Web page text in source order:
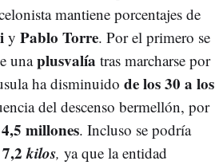
mantiene porcentajes de
y Pablo Torre. Por el primero se
unaplusvalía tras marcharse por
ha disminuido de los 30 a los
del descenso bermellón, por
4,5 millones. Incluso se podría
7,2kilos, ya que la entidad